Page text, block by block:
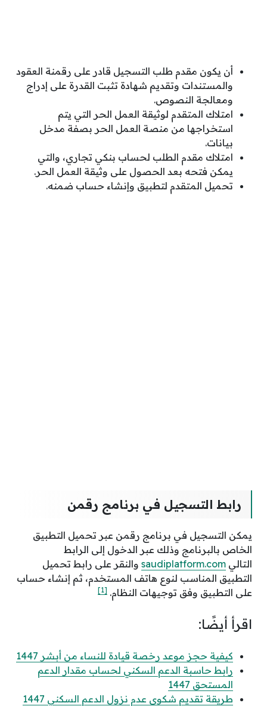
أن يكون مقدم طلب التسجيل قادر على رقمنة العقود
والمستندات وتقديم شهادة تثبت القدرة على إدراج
ومعالجة النصوص.
امتلاك المتقدم لوثيقة العمل الحر التي يتم
استخراجها من منصة العمل الحر بصفة مدخل
بيانات.
امتلاك مقدم الطلب لحساب بنكي تجاري، والتي
يمكن فتحه بعد الحصول على وثيقة العمل الحر.
تحميل المتقدم لتطبيق وإنشاء حساب ضمنه.
رابط التسجيل في برنامج رقمن
يمكن التسجيل في برنامج رقمن عبر تحميل التطبيق
الخاص بالبرنامج وذلك عبر الدخول إلى الرابط
التالي saudiplatform.com والنقر على رابط تحميل
التطبيق المناسب لنوع هاتف المستخدم، ثم إنشاء حساب
على التطبيق وفق توجيهات النظام. [1]
اقرأ أيضًا:
كيفية حجز موعد رخصة قيادة للنساء من أبشر 1447
رابط حاسبة الدعم السكني لحساب مقدار الدعم
المستحق 1447
طريقة تقديم شكوى عدم نزول الدعم السكني 1447